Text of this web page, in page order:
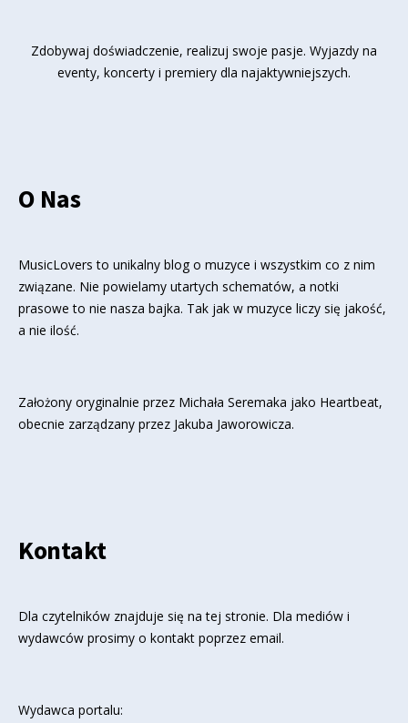
Zdobywaj doświadczenie, realizuj swoje pasje. Wyjazdy na
eventy, koncerty i premiery dla najaktywniejszych.
O Nas
MusicLovers to unikalny blog o muzyce i wszystkim co z nim
związane. Nie powielamy utartych schematów, a notki
prasowe to nie nasza bajka. Tak jak w muzyce liczy się jakość,
a nie ilość.
Założony oryginalnie przez Michała Seremaka jako Heartbeat,
obecnie zarządzany przez Jakuba Jaworowicza.
Kontakt
Dla czytelników znajduje się na tej stronie. Dla mediów i
wydawców prosimy o kontakt poprzez email.
Wydawca portalu: